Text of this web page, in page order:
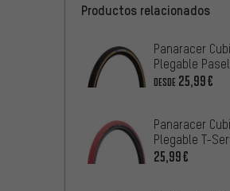
Productos relacionados
Panaracer
Plegable
26"
DESDE 25,99€
Panaracer
Plegable T-
25,99€